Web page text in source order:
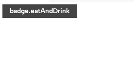
category:
badge.eatAndDrink
readmore:
Café-
Restaurant-